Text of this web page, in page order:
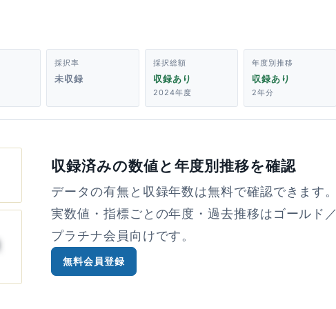
採択率
未収録
採択総額
収録あり
2024年度
年度別推移
収録あり
2年分
収録済みの数値と年度別推移を確認
データの有無と収録年数は無料で確認できます。
実数値・指標ごとの年度・過去推移はゴールド／
プラチナ会員向けです。
無料会員登録